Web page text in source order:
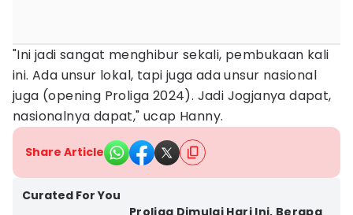
"Ini jadi sangat menghibur sekali, pembukaan kali
ini. Ada unsur lokal, tapi juga ada unsur nasional
juga (opening Proliga 2024). Jadi Jogjanya dapat,
nasionalnya dapat," ucap Hanny.
Share Article
Curated For You
Proliga Dimulai Hari Ini, Berapa